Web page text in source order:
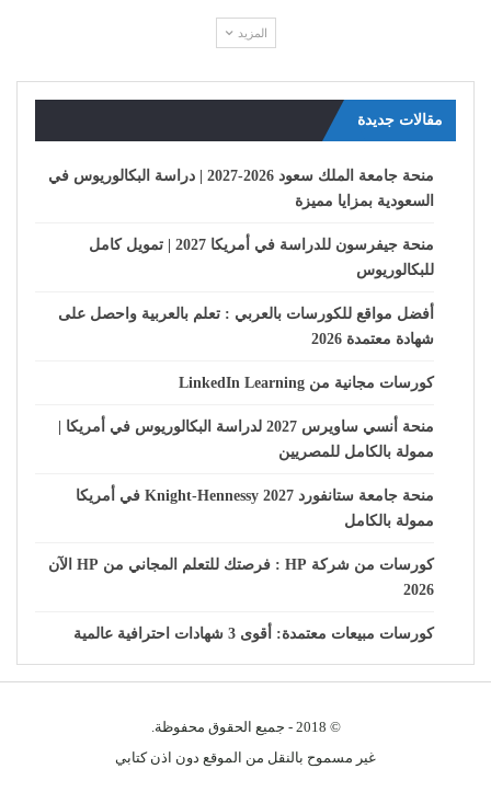
المزيد
مقالات جديدة
منحة جامعة الملك سعود 2026-2027 | دراسة البكالوريوس في
السعودية بمزايا مميزة
منحة جيفرسون للدراسة في أمريكا 2027 | تمويل كامل
للبكالوريوس
أفضل مواقع للكورسات بالعربي : تعلم بالعربية واحصل على
شهادة معتمدة 2026
كورسات مجانية من LinkedIn Learning
منحة أنسي ساويرس 2027 لدراسة البكالوريوس في أمريكا |
ممولة بالكامل للمصريين
منحة جامعة ستانفورد Knight-Hennessy 2027 في أمريكا
ممولة بالكامل
كورسات من شركة HP : فرصتك للتعلم المجاني من HP الآن
2026
كورسات مبيعات معتمدة: أقوى 3 شهادات احترافية عالمية
© 2018 - جميع الحقوق محفوظة.
غير مسموح بالنقل من الموقع دون اذن كتابي